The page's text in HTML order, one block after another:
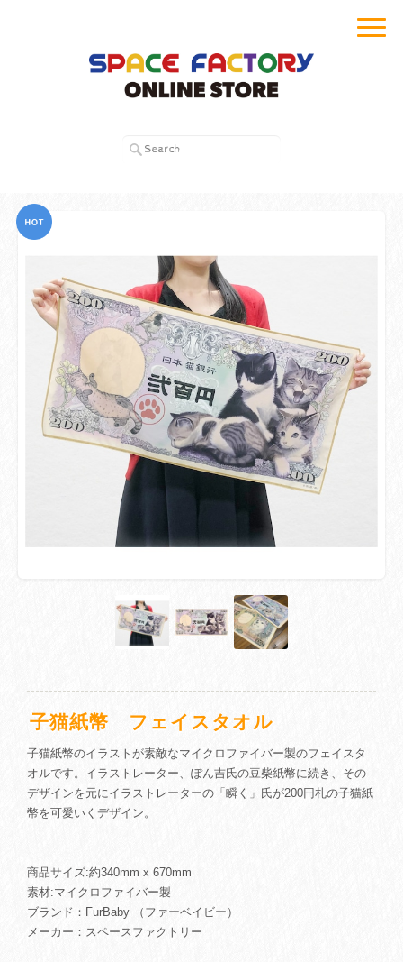
子猫紙幣 フェイスタオル
子猫紙幣のイラストが素敵なマイクロファイバー製のフェイスタ
オルです。イラストレーター、ぽん吉氏の豆柴紙幣に続き、その
デザインを元にイラストレーターの「瞬く」氏が200円札の子猫紙
幣を可愛いくデザイン。
商品サイズ:約340mm x 670mm
素材:マイクロファイバー製
ブランド：FurBaby （ファーベイビー）
メーカー：スペースファクトリー